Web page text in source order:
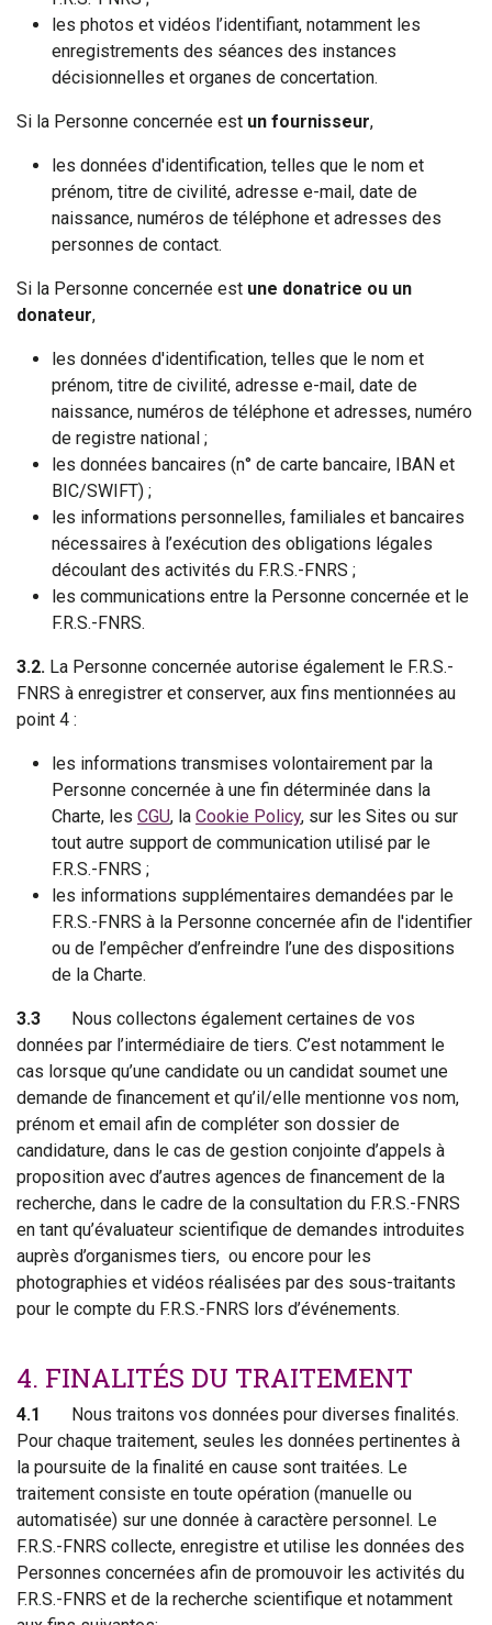
les photos et vidéos l’identifiant, notamment les
enregistrements des séances des instances
décisionnelles et organes de concertation.
Si la Personne concernée est un fournisseur,
les données d'identification, telles que le nom et
prénom, titre de civilité, adresse e-mail, date de
naissance, numéros de téléphone et adresses des
personnes de contact.
Si la Personne concernée est une donatrice ou un
donateur,
les données d'identification, telles que le nom et
prénom, titre de civilité, adresse e-mail, date de
naissance, numéros de téléphone et adresses, numéro
de registre national ;
les données bancaires (n° de carte bancaire, IBAN et
BIC/SWIFT) ;
les informations personnelles, familiales et bancaires
nécessaires à l’exécution des obligations légales
découlant des activités du F.R.S.-FNRS ;
les communications entre la Personne concernée et le
F.R.S.-FNRS.
3.2. La Personne concernée autorise également le F.R.S.-
FNRS à enregistrer et conserver, aux fins mentionnées au
point 4 :
les informations transmises volontairement par la
Personne concernée à une fin déterminée dans la
Charte, les CGU, la Cookie Policy, sur les Sites ou sur
tout autre support de communication utilisé par le
F.R.S.-FNRS ;
les informations supplémentaires demandées par le
F.R.S.-FNRS à la Personne concernée afin de l'identifier
ou de l’empêcher d’enfreindre l’une des dispositions
de la Charte.
3.3 Nous collectons également certaines de vos
données par l’intermédiaire de tiers. C’est notamment le
cas lorsque qu’une candidate ou un candidat soumet une
demande de financement et qu’il/elle mentionne vos nom,
prénom et email afin de compléter son dossier de
candidature, dans le cas de gestion conjointe d’appels à
proposition avec d’autres agences de financement de la
recherche, dans le cadre de la consultation du F.R.S.-FNRS
en tant qu’évaluateur scientifique de demandes introduites
auprès d’organismes tiers, ou encore pour les
photographies et vidéos réalisées par des sous-traitants
pour le compte du F.R.S.-FNRS lors d’événements.
4. FINALITÉS DU TRAITEMENT
4.1
Nous traitons vos données pour diverses finalités.
Pour chaque traitement, seules les données pertinentes à
la poursuite de la finalité en cause sont traitées. Le
traitement consiste en toute opération (manuelle ou
automatisée) sur une donnée à caractère personnel. Le
F.R.S.-FNRS collecte, enregistre et utilise les données des
Personnes concernées afin de promouvoir les activités du
F.R.S.-FNRS et de la recherche scientifique et notamment